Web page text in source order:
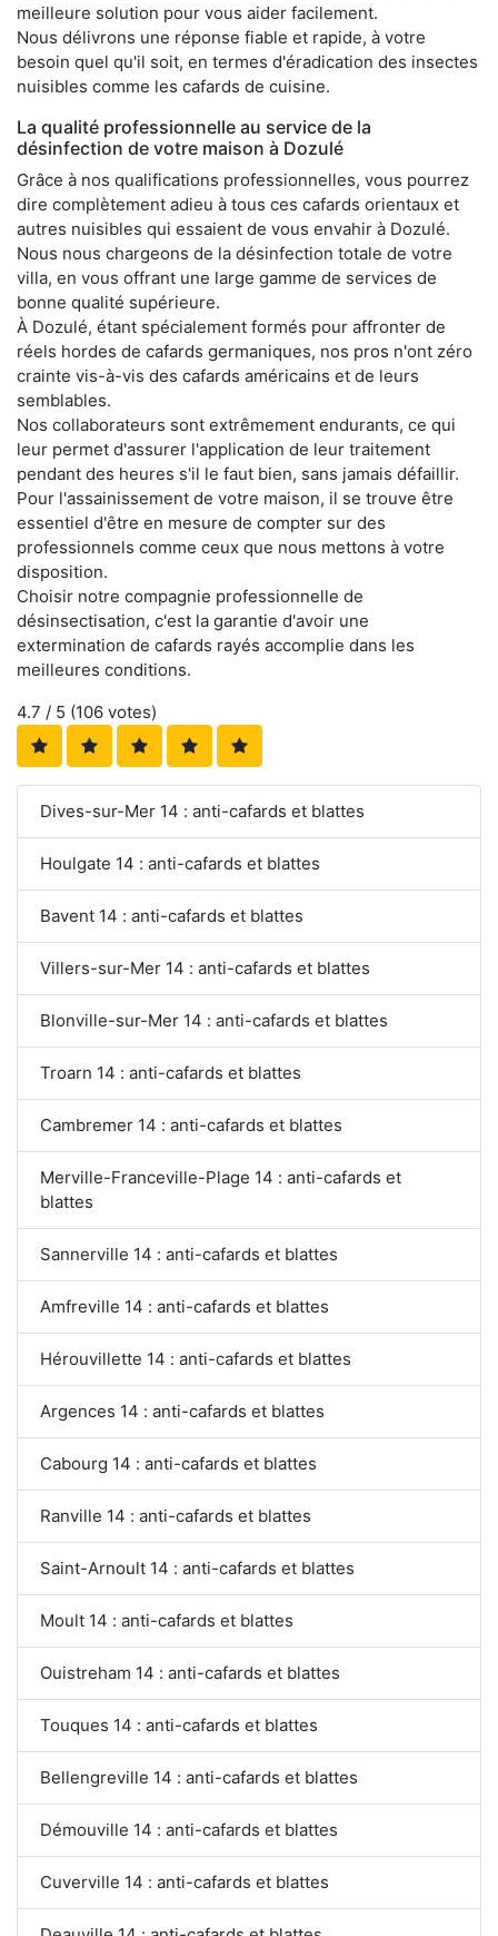
meilleure solution pour vous aider facilement.
Nous délivrons une réponse fiable et rapide, à votre
besoin quel qu'il soit, en termes d'éradication des insectes
nuisibles comme les cafards de cuisine.
La qualité professionnelle au service de la
désinfection de votre maison à Dozulé
Grâce à nos qualifications professionnelles, vous pourrez
dire complètement adieu à tous ces cafards orientaux et
autres nuisibles qui essaient de vous envahir à Dozulé.
Nous nous chargeons de la désinfection totale de votre
villa, en vous offrant une large gamme de services de
bonne qualité supérieure.
À Dozulé, étant spécialement formés pour affronter de
réels hordes de cafards germaniques, nos pros n'ont zéro
crainte vis-à-vis des cafards américains et de leurs
semblables.
Nos collaborateurs sont extrêmement endurants, ce qui
leur permet d'assurer l'application de leur traitement
pendant des heures s'il le faut bien, sans jamais défaillir.
Pour l'assainissement de votre maison, il se trouve être
essentiel d'être en mesure de compter sur des
professionnels comme ceux que nous mettons à votre
disposition.
Choisir notre compagnie professionnelle de
désinsectisation, c'est la garantie d'avoir une
extermination de cafards rayés accomplie dans les
meilleures conditions.
4.7 / 5 (106 votes)
Dives-sur-Mer 14 : anti-cafards et blattes
Houlgate 14 : anti-cafards et blattes
Bavent 14 : anti-cafards et blattes
Villers-sur-Mer 14 : anti-cafards et blattes
Blonville-sur-Mer 14 : anti-cafards et blattes
Troarn 14 : anti-cafards et blattes
Cambremer 14 : anti-cafards et blattes
Merville-Franceville-Plage 14 : anti-cafards et
blattes
Sannerville 14 : anti-cafards et blattes
Amfreville 14 : anti-cafards et blattes
Hérouvillette 14 : anti-cafards et blattes
Argences 14 : anti-cafards et blattes
Cabourg 14 : anti-cafards et blattes
Ranville 14 : anti-cafards et blattes
Saint-Arnoult 14 : anti-cafards et blattes
Moult 14 : anti-cafards et blattes
Ouistreham 14 : anti-cafards et blattes
Touques 14 : anti-cafards et blattes
Bellengreville 14 : anti-cafards et blattes
Démouville 14 : anti-cafards et blattes
Cuverville 14 : anti-cafards et blattes